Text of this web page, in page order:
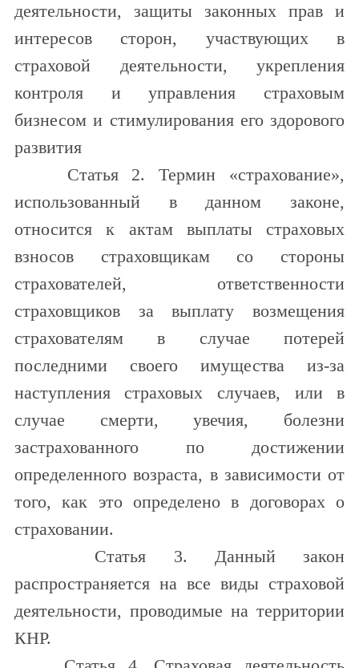
деятельности, защиты законных прав и
интересов сторон, участвующих в
страховой деятельности, укрепления
контроля и управления страховым
бизнесом и стимулирования его здорового
развития
Статья 2. Термин «страхование»,
использованный в данном законе,
относится к актам выплаты страховых
взносов страховщикам со стороны
страхователей, ответственности
страховщиков за выплату возмещения
страхователям в случае потерей
последними своего имущества из-за
наступления страховых случаев, или в
случае смерти, увечия, болезни
застрахованного по достижении
определенного возраста, в зависимости от
того, как это определено в договорах о
страховании.
Статья 3. Данный закон
распространяется на все виды страховой
деятельности, проводимые на территории
КНР.